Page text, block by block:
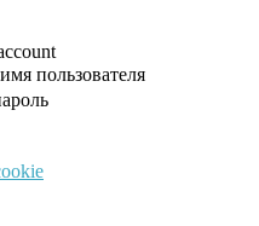
пользователя